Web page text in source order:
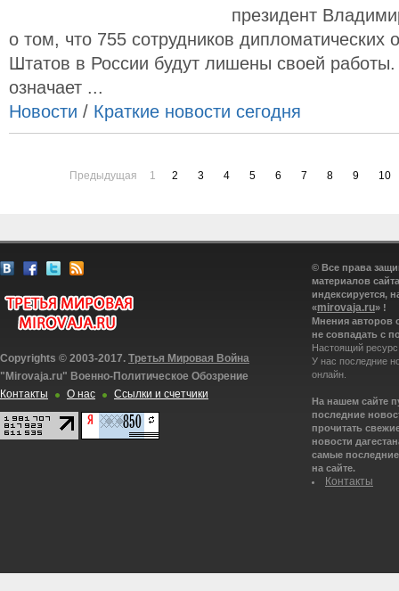
президент
о том, что 755 сотрудников дипломатических
Штатов в России будут лишены своей работы.
означает ...
Новости / Краткие новости сегодня
Предыдущая 1 2 3 4 5 6 7 8 9 10
Copyrights © 2003-2017. Третья Мировая Война
"Mirovaja.ru" Военно-Политическое Обозрение
Контакты
О нас Ссылки и счетчики
© Все права
материалов
индексируется,
«mirovaja.ru» !
Мнения авторов
не совпадать с
Настоящий
У нас последние
онлайн.
На нашем сайте
последние
прочитать
новости
самые
на сайте.
Контакты